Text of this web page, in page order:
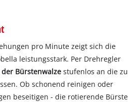
pro Minute zeigt sich die
leistungsstark. Per Drehregler
der Bürstenwalzestufenlos an die zu
Ob schonend reinigen oder
beseitigen - die rotierende Bürste